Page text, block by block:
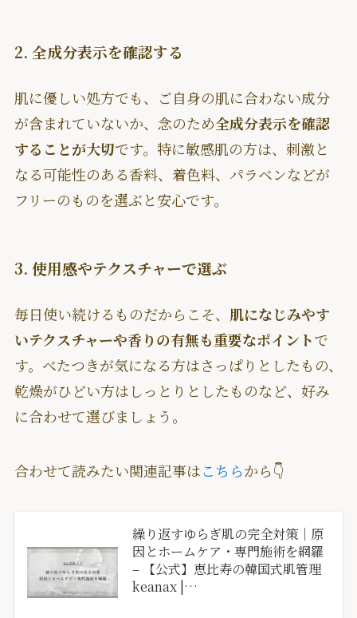
2. 全成分表示を確認する
肌に優しい処方でも、ご自身の肌に合わない成分
が含まれていないか、念のため全成分表示を確認
することが大切です。特に敏感肌の方は、刺激と
なる可能性のある香料、着色料、パラベンなどが
フリーのものを選ぶと安心です。
3. 使用感やテクスチャーで選ぶ
毎日使い続けるものだからこそ、 肌になじみやす
いテクスチャーや香りの有無も重要なポイントで
す。べたつきが気になる方はさっぱりとしたもの、
乾燥がひどい方はしっとりとしたものなど、好み
に合わせて選びましょう。
合わせて読みたい関連記事はこちらから👇
繰り返すゆらぎ肌の完全対策｜原
因とホームケア・専門施術を網羅
– 【公式】恵比寿の韓国式肌管理
keanax |…